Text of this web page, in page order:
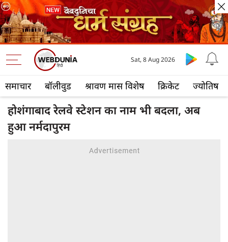
समाचार बॉलीवुड श्रावण मास विशेष क्रिकेट ज्योतिष
Sat, 8 Aug 2026
होशंगाबाद रेलवे स्टेशन का नाम भी बदला, अब
हुआ नर्मदापुरम